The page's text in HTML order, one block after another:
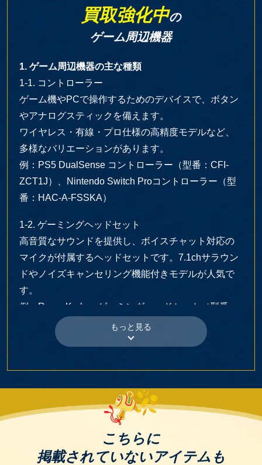
買取強化中の
ゲーム周辺機器
1. ゲーム周辺機器の主な種類
1-1. コントローラー
ゲーム機やPCで操作するためのデバイスで、ボタン
やアナログスティックを備えます。
ワイヤレス・有線・プロ仕様の高精度モデルなど、
多様なバリエーションがあります。
例：PS5 DualSense コントローラー（型番：CFI-
ZCT1J）、Nintendo Switch Proコントローラー（型
番：HAC-A-FSSKA）
1-2. ゲーミングヘッドセット
高音質なサウンドを提供し、ボイスチャット対応の
マイクが付属するヘッドセットです。7.1chサラウン
ドやノイズキャンセリング機能付きモデルが人気で
す。
例：Razer Kraken ゲーミングヘッドセット（型番：
RZ04-02830200-R3M）
1-3. ゲーミングキーボード
軸・茶軸など）を採用し、耐久性が高いです。
例：Corsair K95 RGB Platinum（型番：CH-
1-4. ゲーミングマウス
こちらに
掲載されていないアイテムも